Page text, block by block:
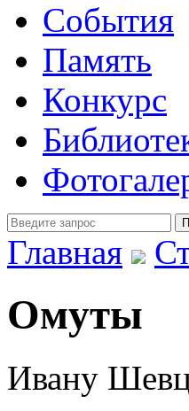
События
Память
Конкурс
Главная
Омуты
Ивану